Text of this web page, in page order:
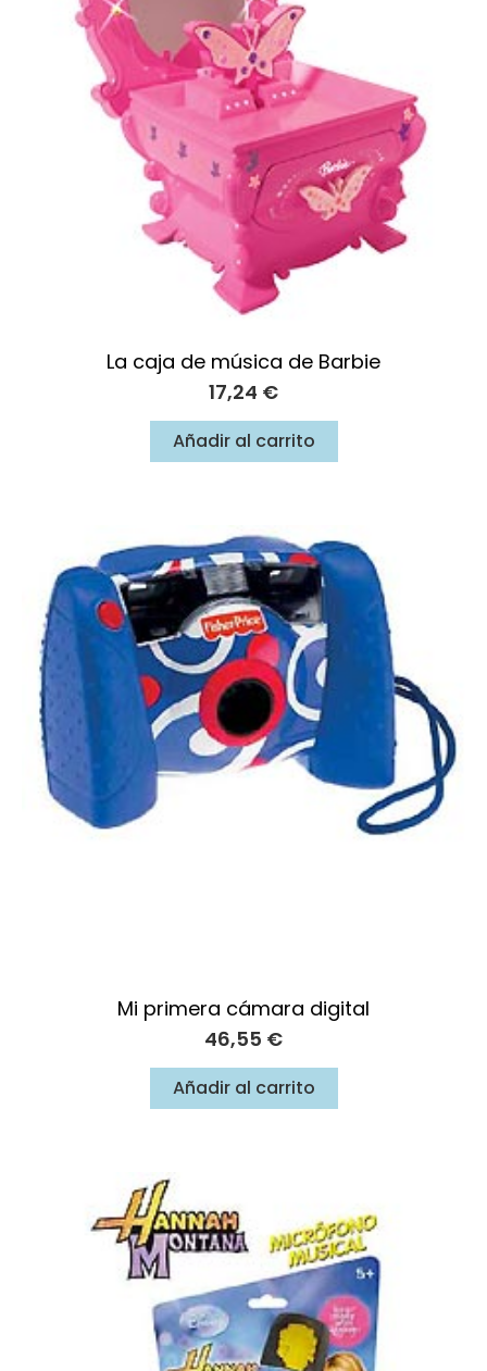
La caja de música de Barbie
17,24 €
Añadir al carrito
Mi primera cámara digital
46,55 €
Añadir al carrito